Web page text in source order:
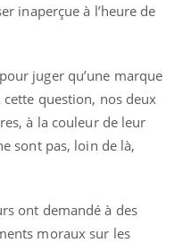
inaperçue à l’heure de
juger qu’une marque
question, nos deux
à la couleur de leur
sont pas, loin de là,
ont demandé à des
moraux sur les